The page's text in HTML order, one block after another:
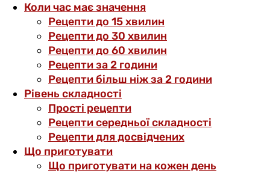
Коли час має значення
Рецепти до 15 хвилин
Рецепти до 30 хвилин
Рецепти до 60 хвилин
Рецепти за 2 години
Рецепти більш ніж за 2 години
Рівень складності
Прості рецепти
Рецепти середньої складності
Рецепти для досвідчених
Що приготувати
Що приготувати на кожен день